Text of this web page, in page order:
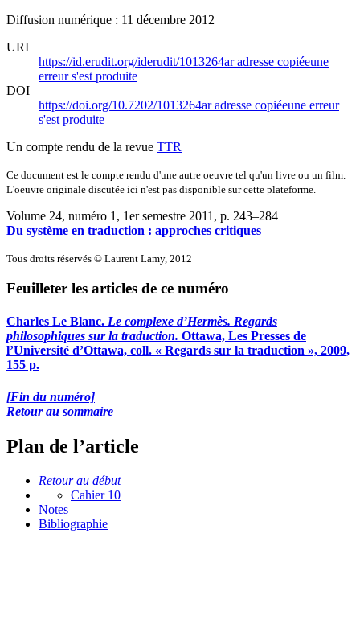
Diffusion numérique : 11 décembre 2012
URI
https://id.erudit.org/iderudit/1013264aradresse copiéeune
erreur s'est produite
DOI
https://doi.org/10.7202/1013264aradresse copiéeune erreur
s'est produite
Un compte rendu de la revue TTR
Ce document est le compte rendu d'une autre oeuvre tel qu'un livre ou un film.
L'oeuvre originale discutée ici n'est pas disponible sur cette plateforme.
Volume 24, numéro 1, 1er semestre 2011 , p. 243–284
Du système en traduction : approches critiques
Tous droits réservés © Laurent Lamy, 2012
Feuilleter les articles de ce numéro
Charles Le Blanc. Le complexe d’Hermès. Regards
philosophiques sur la traduction. Ottawa, Les Presses de
l’Université d’Ottawa, coll. « Regards sur la traduction », 2009,
155 p.
[Fin du numéro]
Retour au sommaire
Plan de l’article
Retour au début
Cahier 10
Notes
Bibliographie